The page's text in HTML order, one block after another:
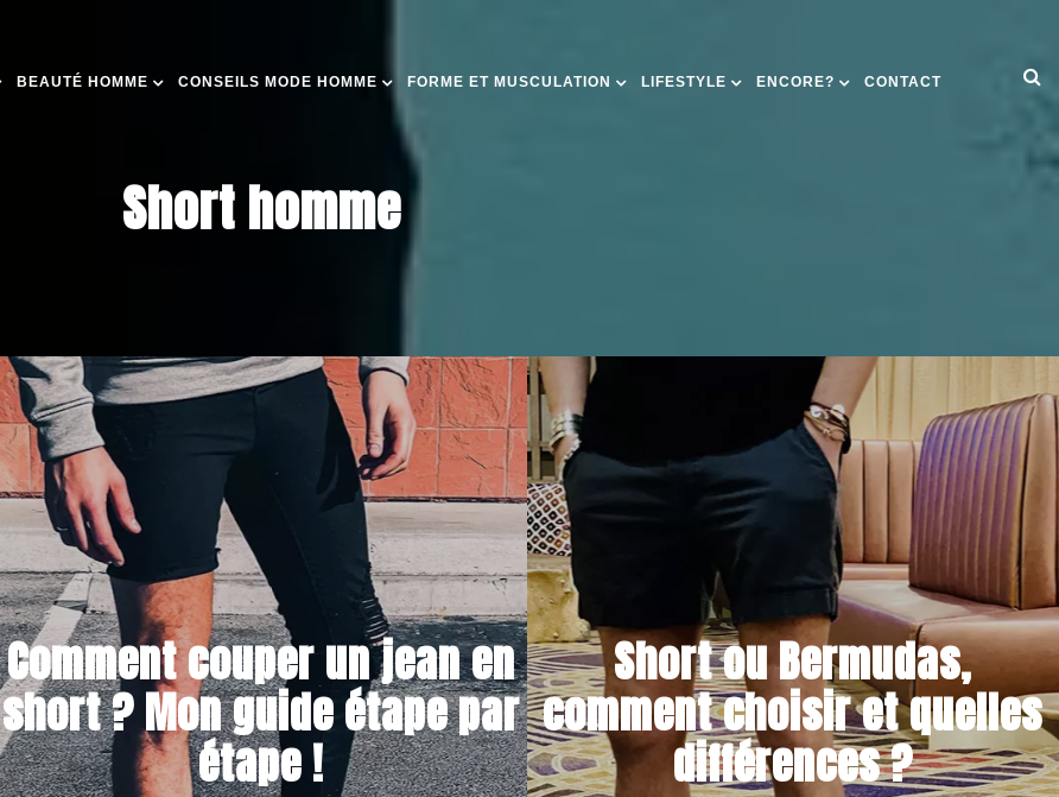
BEAUTÉ HOMME CONSEILS MODE HOMME FORME ET MUSCULATION LIFESTYLE ENCORE? CONTACT
Short homme
Comment couper un jean en
short ? Mon guide étape par
étape !
Short ou Bermudas,
comment choisir et quelles
différences ?